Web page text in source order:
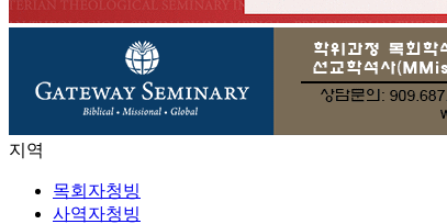
지역
목회자청빙
사역자청빙